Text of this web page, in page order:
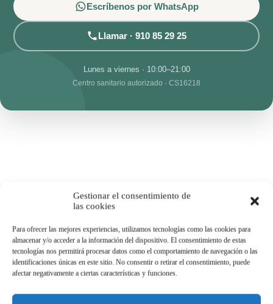
Gestionar el consentimiento de
las cookies
Para ofrecer las mejores experiencias, utilizamos tecnologías como las cookies para
almacenar y/o acceder a la información del dispositivo. El consentimiento de estas
tecnologías nos permitirá procesar datos como el comportamiento de navegación o las
identificaciones únicas en este sitio. No consentir o retirar el consentimiento, puede
afectar negativamente a ciertas características y funciones.
Escríbenos por WhatsApp
Llamar · 910 85 29 25
Lunes a viernes · 10:00–21:00
Centro sanitario autorizado · CS16218